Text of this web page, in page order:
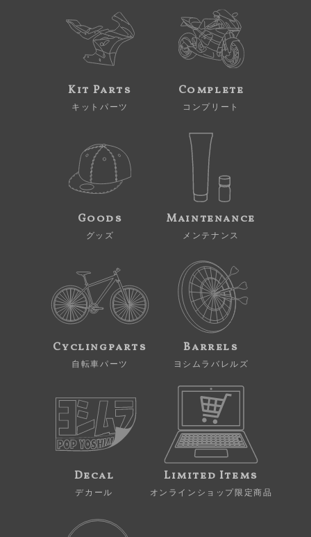
Kit Parts
キットパーツ
Complete
コンプリート
Goods
グッズ
Maintenance
メンテナンス
Cyclingparts
自転車パーツ
Barrels
ヨシムラバレルズ
Decal
デカール
Limited Items
オンラインショップ限定商品